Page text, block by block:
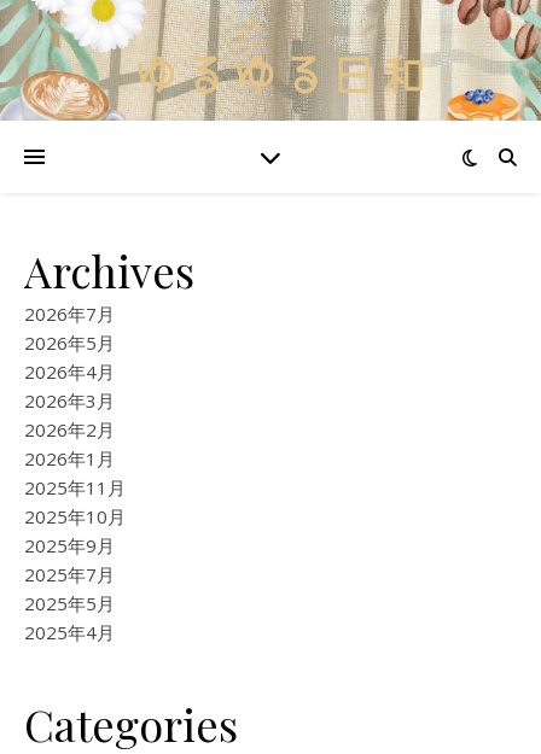
Archives
2026年7月
2026年5月
2026年4月
2026年3月
2026年2月
2026年1月
2025年11月
2025年10月
2025年9月
2025年7月
2025年5月
2025年4月
Categories